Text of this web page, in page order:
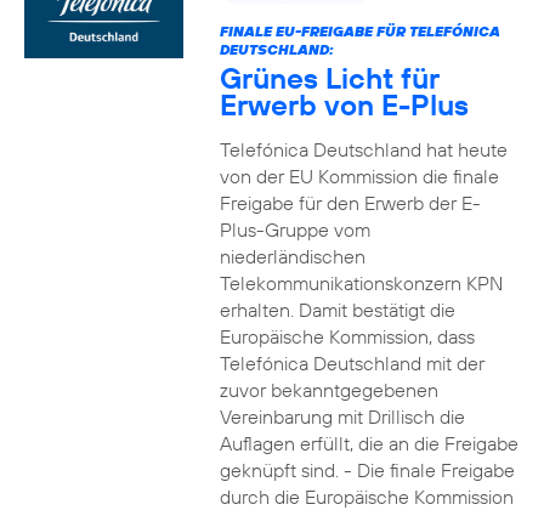
FINALE EU-FREIGABE FÜR TELEFÓNICA
DEUTSCHLAND:
Grünes Licht für
Erwerb von E-Plus
Telefónica Deutschland hat heute
von der EU Kommission die finale
Freigabe für den Erwerb der E-
Plus-Gruppe vom
niederländischen
Telekommunikationskonzern KPN
erhalten. Damit bestätigt die
Europäische Kommission, dass
Telefónica Deutschland mit der
zuvor bekanntgegebenen
Vereinbarung mit Drillisch die
Auflagen erfüllt, die an die Freigabe
geknüpft sind. - Die finale Freigabe
durch die Europäische Kommission